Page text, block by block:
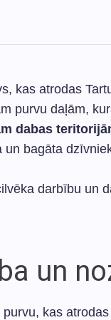
kas atrodas
purvu daļām,
dabas
un bagāta
darbību un
un
kas